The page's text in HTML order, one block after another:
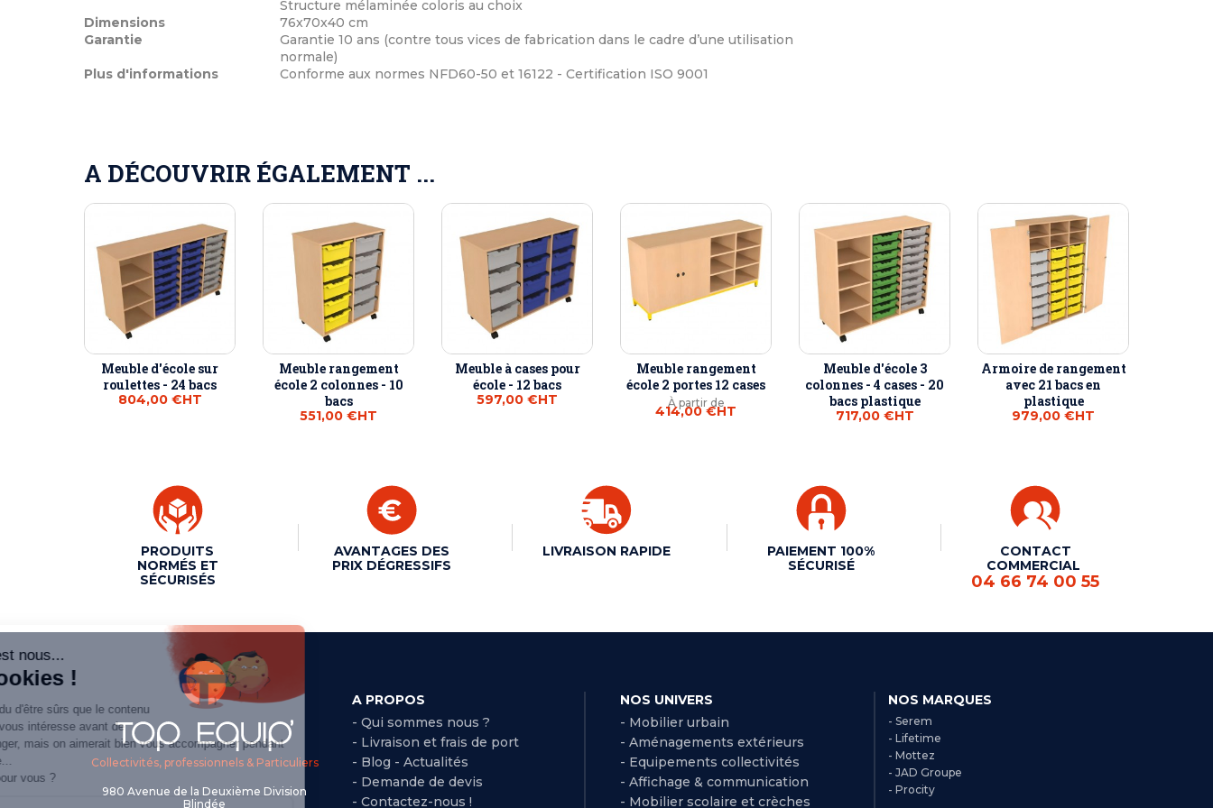
Structure mélaminée coloris au choix
Dimensions
76x70x40 cm
Garantie
Garantie 10 ans (contre tous vices de fabrication dans le cadre d’une utilisation
normale)
Plus d'informations
Conforme aux normes NFD60-50 et 16122 - Certification ISO 9001
A DÉCOUVRIR ÉGALEMENT ...
Meuble d'école sur
roulettes - 24 bacs
804,00 €HT
Meuble rangement
école 2 colonnes - 10
bacs
551,00 €HT
Meuble à cases pour
école - 12 bacs
597,00 €HT
Meuble rangement
école 2 portes 12 cases
À partir de
414,00 €HT
Meuble d'école 3
colonnes - 4 cases - 20
bacs plastique
717,00 €HT
Armoire de rangement
avec 21 bacs en
plastique
979,00 €HT
PRODUITS
NORMÉS ET
SÉCURISÉS
AVANTAGES DES
PRIX DÉGRESSIFS
LIVRAISON RAPIDE
PAIEMENT 100%
SÉCURISÉ
CONTACT
COMMERCIAL
04 66 74 00 55
Collectivités, professionnels & Particuliers
980 Avenue de la Deuxième Division
Blindée
A PROPOS
- Qui sommes nous ?
- Livraison et frais de port
- Blog - Actualités
- Demande de devis
- Contactez-nous !
NOS UNIVERS
- Mobilier urbain
- Aménagements extérieurs
- Equipements collectivités
- Affichage & communication
- Mobilier scolaire et crèches
NOS MARQUES
- Serem
- Lifetime
- Mottez
- JAD Groupe
- Procity